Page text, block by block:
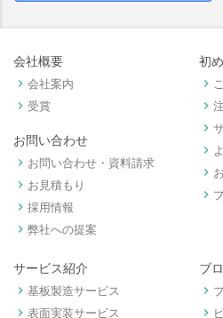
会社概要
keyboard_arrow_right 会社案内
keyboard_arrow_right 受賞
お問い合わせ
keyboard_arrow_right お問い合わせ・資料請求
keyboard_arrow_right お見積もり
keyboard_arrow_right 採用情報
keyboard_arrow_right 弊社への提案
初
keyboard_arrow_right
keyboard_arrow_right
keyboard_arrow_right
keyboard_arrow_right
keyboard_arrow_right
keyboard_arrow_right
サービス紹介
keyboard_arrow_right 基板製造サービス
keyboard_arrow_right 表面実装サービス
ブ
keyboard_arrow_right
keyboard_arrow_right